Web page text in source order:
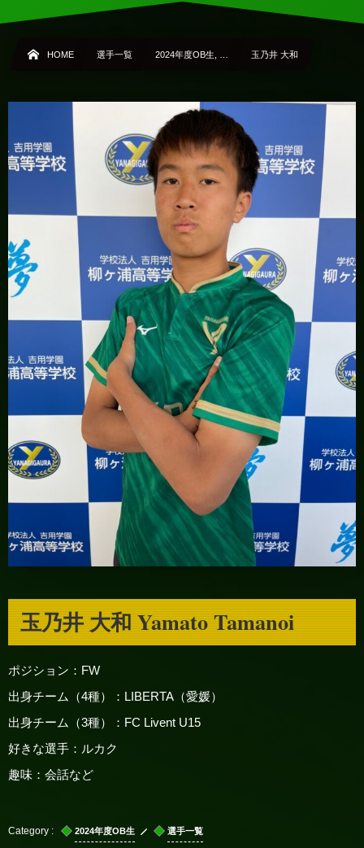
HOME 選手一覧 2024年度OB生, … 玉乃井 大和
玉乃井 大和 Yamato Tamanoi
ポジション：FW
出身チーム（4種）：LIBERTA（愛媛）
出身チーム（3種）：FC Livent U15
好きな選手：ルカク
趣味：会話など
2024年度OB生 選手一覧